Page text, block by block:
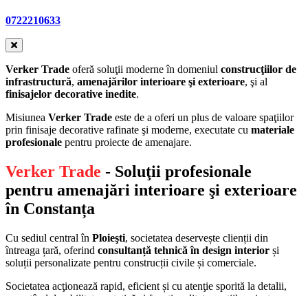
0722210633
Verker Trade oferă soluţii moderne în domeniul construcţiilor de
infrastructură, amenajărilor interioare şi exterioare, şi al
finisajelor decorative inedite.
Misiunea Verker Trade este de a oferi un plus de valoare spaţiilor
prin finisaje decorative rafinate şi moderne, executate cu materiale
profesionale pentru proiecte de amenajare.
Verker Trade - Soluţii profesionale
pentru amenajări interioare şi exterioare
în Constanța
Cu sediul central în Ploieşti, societatea deservește clienții din
întreaga țară, oferind consultanță tehnică în design interior și
soluții personalizate pentru construcții civile și comerciale.
Societatea acţionează rapid, eficient și cu atenţie sporită la detalii,